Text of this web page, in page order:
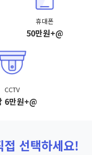
휴대폰
50만원+@
CCTV
6만원+@
접 선택하세요!